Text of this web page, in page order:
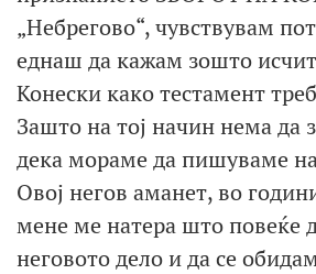
„Небрегово“, чувствувам
еднаш да кажам зошто
Конески како тестамент
Зашто на тој начин нема да
дека мораме да пишуваме
Овој негов аманет, во
мене ме натера што повеќе
неговото дело и да се